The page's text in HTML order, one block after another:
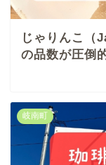
じゃりんこ
の品数が圧倒
岐南町